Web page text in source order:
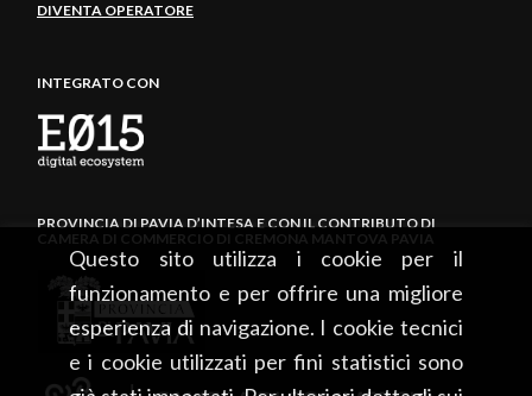
Questo sito utilizza i cookie per il
funzionamento e per offrire una migliore
esperienza di navigazione. I cookie tecnici
e i cookie utilizzati per fini statistici sono
DIVENTA OPERATORE
INTEGRATO CON
PROVINCIA DI PAVIA D’INTESA E CON IL CONTRIBUTO DI
CAMERA DI COMMERCIO DI CREMONA MANTOVA PAVIA